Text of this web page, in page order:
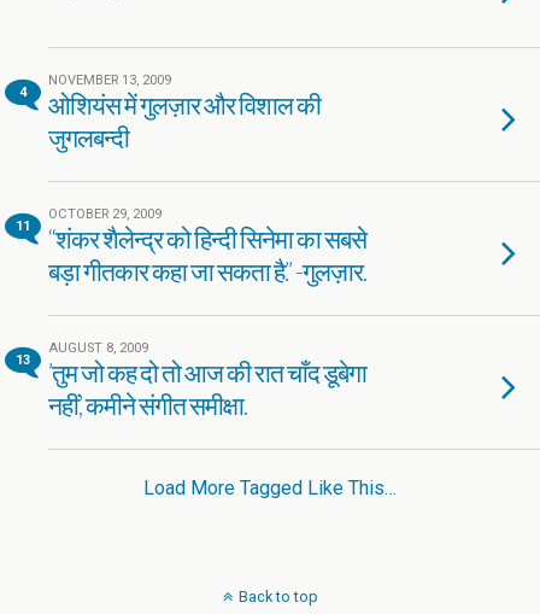
4
NOVEMBER 13, 2009
ओशियंस में गुलज़ार और विशाल की
जुगलबन्दी
11
OCTOBER 29, 2009
“शंकर शैलेन्द्र को हिन्दी सिनेमा का सबसे
बड़ा गीतकार कहा जा सकता है.” -गुलज़ार.
13
AUGUST 8, 2009
’तुम जो कह दो तो आज की रात चाँद डूबेगा
नहीं’, कमीने संगीत समीक्षा.
Load More Tagged Like This…
Back to top